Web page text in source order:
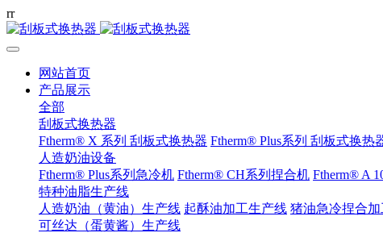
rr
网站首页
产品展示
全部
刮板式换热器
Ftherm® X 系列 刮板式换热器 Ftherm® Plus系列 刮板式换热
人造奶油设备
Ftherm® Plus系列急冷机 Ftherm® CH系列捏合机 Ftherm® A
特种油脂生产线
人造奶油（黄油）生产线 起酥油加工生产线 猪油急冷捏合
可丝达（蛋黄酱）生产线